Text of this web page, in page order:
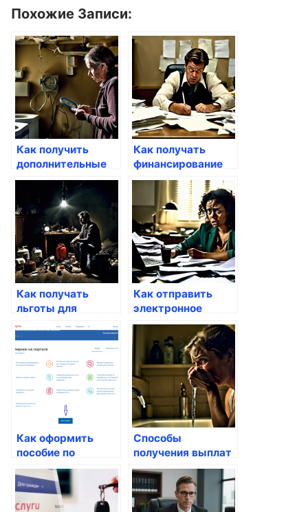
Похожие Записи:
Как получить
дополнительные
выплаты для
работников
Как получать
финансирование
для авто через
Госуслуги
Как получать
льготы для
студентов через
Госуслуги
Как отправить
электронное
заявление в суд
через портал
Как оформить
пособие по
временной
нетрудоспособности
Способы
получения выплат
из ФСС через
Госуслуги